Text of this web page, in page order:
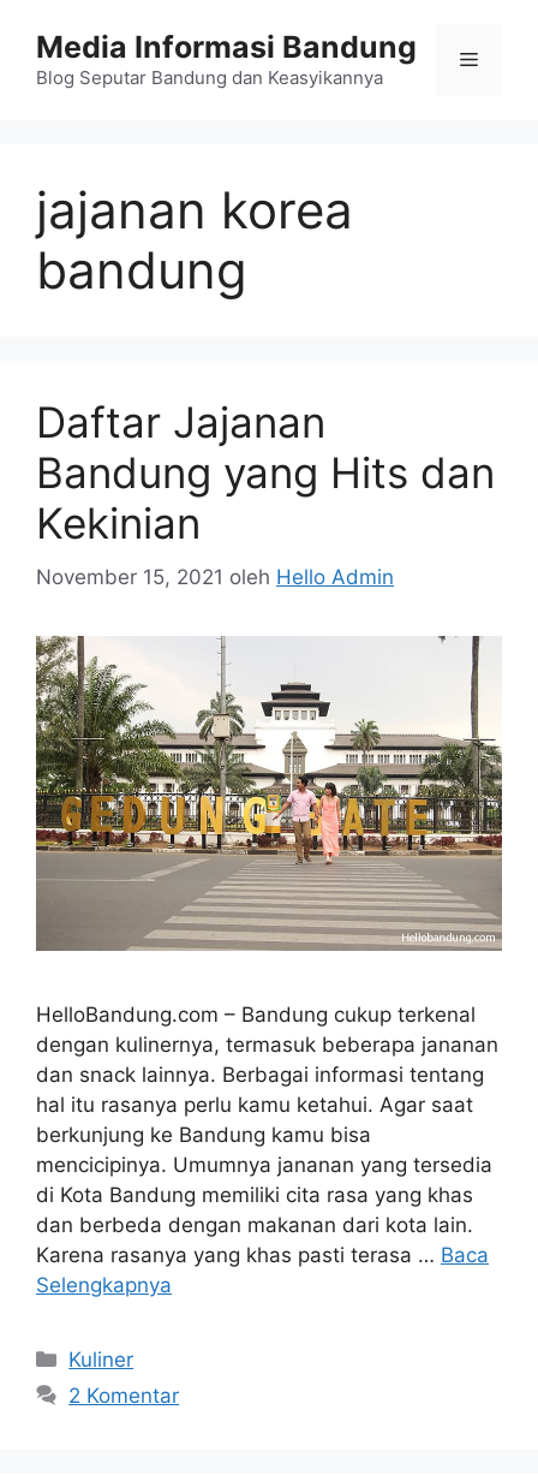
Media Informasi Bandung
Blog Seputar Bandung dan Keasyikannya
Menu
jajanan korea
bandung
Daftar Jajanan
Bandung yang Hits dan
Kekinian
November 15, 2021 oleh Hello Admin
HelloBandung.com – Bandung cukup terkenal
dengan kulinernya, termasuk beberapa jananan
dan snack lainnya. Berbagai informasi tentang
hal itu rasanya perlu kamu ketahui. Agar saat
berkunjung ke Bandung kamu bisa
mencicipinya. Umumnya jananan yang tersedia
di Kota Bandung memiliki cita rasa yang khas
dan berbeda dengan makanan dari kota lain.
Karena rasanya yang khas pasti terasa … Baca
Selengkapnya
Kategori
Kuliner
2 Komentar